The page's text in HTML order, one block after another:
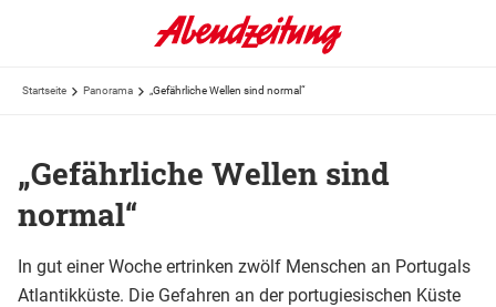
Startseite Panorama „Gefährliche Wellen sind normal“
„Gefährliche Wellen sind
normal“
In gut einer Woche ertrinken zwölf Menschen an Portugals
Atlantikküste. Die Gefahren an der portugiesischen Küste